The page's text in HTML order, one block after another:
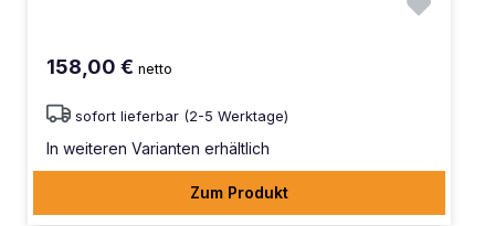
158,00 € netto
sofort lieferbar (2-5 Werktage)
In weiteren Varianten erhältlich
Zum Produkt